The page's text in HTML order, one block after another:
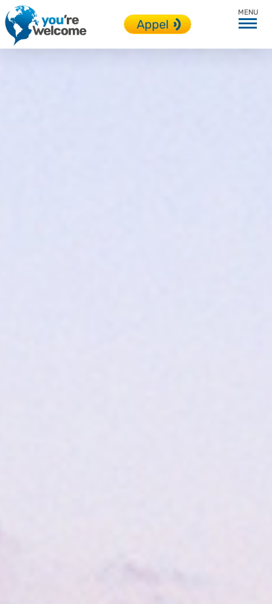
Appel
Toutes nos destinations